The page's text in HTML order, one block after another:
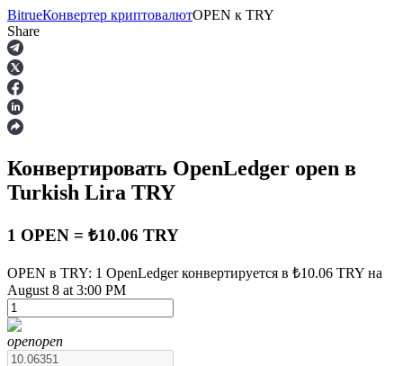
Фьючерсы
USDT-фьючерсы
Фьючерсы с использованием USDT в качестве
BitrueКонвертер криптовалютOPEN к TRY
Share
Конвертировать OpenLedger open в
Turkish Lira TRY
1 OPEN = ₺10.06 TRY
OPEN в TRY: 1 OpenLedger конвертируется в ₺10.06 TRY на
August 8 at 3:00 PM
openopen